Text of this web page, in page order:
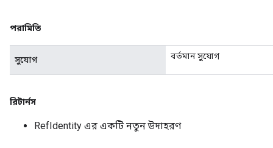
পরামিতি
সুযোগ বর্তমান সুযোগ
রিটার্নস
RefIdentity এর একটি নতুন উদাহরণ